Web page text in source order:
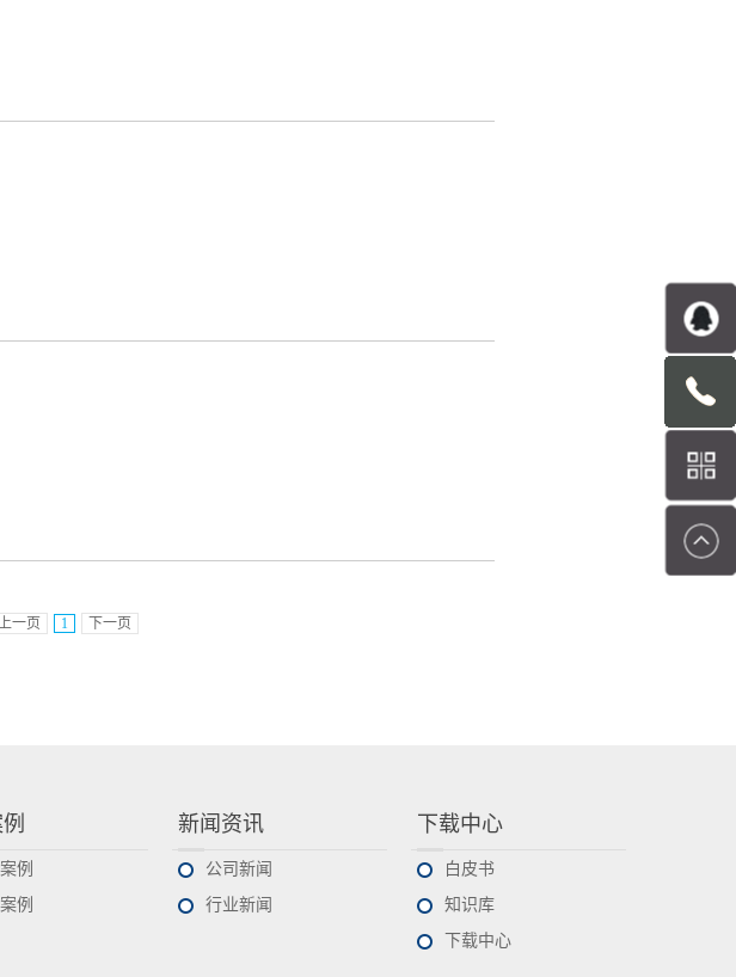
一页 1 下一页
例
例
新闻资讯
公司新闻
行业新闻
下载中心
白皮书
知识库
下载中心